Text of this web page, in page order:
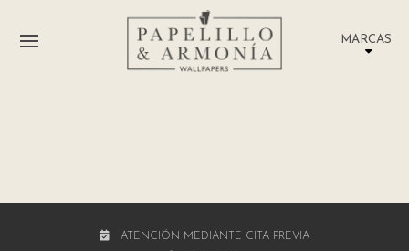
MARCAS
ATENCIÓN MEDIANTE CITA PREVIA